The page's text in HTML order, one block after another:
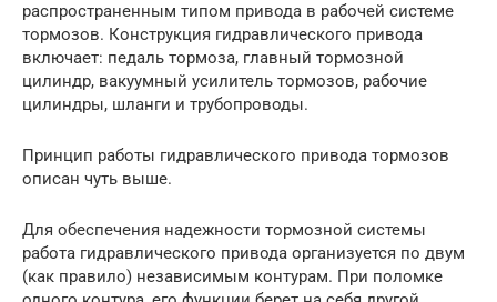
распространенным типом привода в рабочей системе
тормозов. Конструкция гидравлического привода
включает: педаль тормоза, главный тормозной
цилиндр, вакуумный усилитель тормозов, рабочие
цилиндры, шланги и трубопроводы.
Принцип работы гидравлического привода тормозов
описан чуть выше.
Для обеспечения надежности тормозной системы
работа гидравлического привода организуется по двум
(как правило) независимым контурам. При поломке